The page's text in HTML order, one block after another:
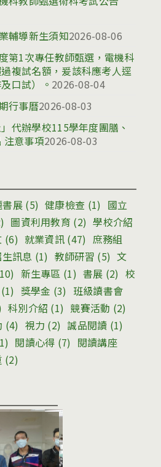
輔導新生須知2026-08-06
第1次專任教師甄選，電機科
複試名額，爰該科應考人逕
口試）。 2026-08-04
行事曆2026-08-03
代辦學校115學年度團膳、
注意事項2026-08-03
展(5) 健康檢查 (1) 國立
圖資利用教育 (2) 學校介紹
(6) 就業資訊 (47) 庶務組
訊息 (1) 教師研習 (5) 文
新生專區 (1) 書展 (2) 校
(1) 獎學金 (3) 班級讀書會
科別介紹 (1) 競賽活動 (2)
(4) 視力 (2) 誠品閱讀 (1)
閱讀心得 (7) 閱讀講座
(2)